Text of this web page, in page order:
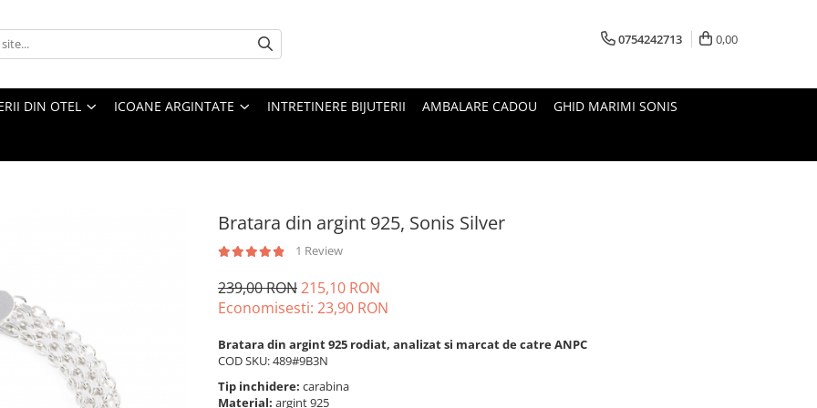
0754242713 0,00
DIN OTEL ICOANE ARGINTATE INTRETINERE BIJUTERII AMBALARE CADOU GHID MARIMI SONIS
Bratara din argint 925, Sonis Silver
1 Review
239,00 RON215,10 RON
Economisesti: 23,90 RON
Bratara din argint 925 rodiat, analizat si marcat de catre ANPC
COD SKU: 489#9B3N
Tip inchidere: carabina
Material: argint 925